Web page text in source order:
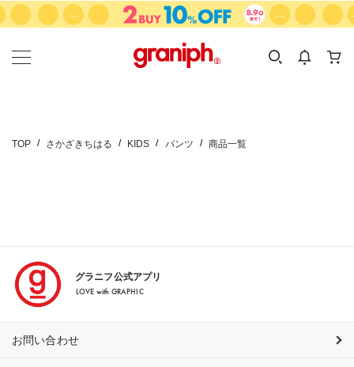
カテゴリーから探す
KIDS
カテゴリ
サイズ
TOP さかざきちはる KIDS パンツ 商品一覧
グラニフ公式アプリ
LOVE with GRAPHIC
お問い合わせ